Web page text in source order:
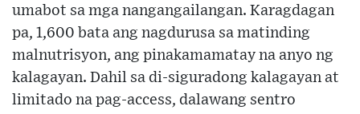
umabot sa mga nangangailangan. Karagdagan
pa, 1,600 bata ang nagdurusa sa matinding
malnutrisyon, ang pinakamamatay na anyo ng
kalagayan. Dahil sa di-siguradong kalagayan at
limitado na pag-access, dalawang sentro